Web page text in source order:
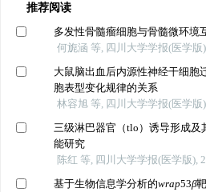
推荐阅读
多发性骨髓瘤细胞与骨髓微环境
何旎涵 等, 四川大学学报(医学版
大鼠脑出血后内源性神经干细胞
胞表型变化规律的关系
林容旭 等, 四川大学学报(医学版
三级淋巴器官（tlo）诱导形成及
能研究
陈红 等, 四川大学学报(医学版),
基于生物信息学分析的wrap53β